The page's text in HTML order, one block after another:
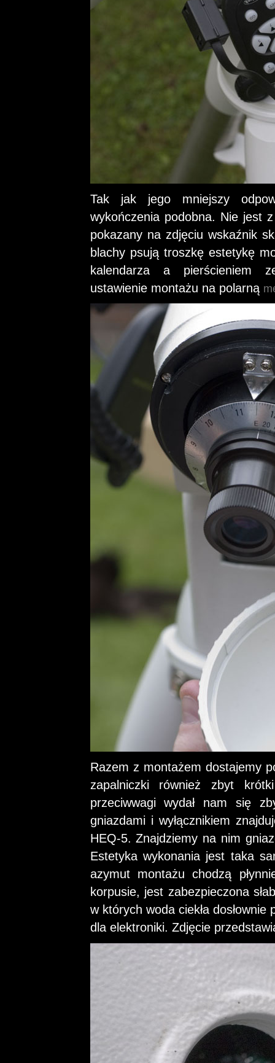
Tak jak jego mniejszy
wykończenia podobna. Nie jest
pokazany na zdjęciu wskaźnik
blachy psują troszkę estetykę
kalendarza a pierścieniem
ustawienie montażu na polarną
Razem z montażem dostajemy
zapalniczki również zbyt
przeciwwagi wydał nam się
gniazdami i wyłącznikiem
HEQ-5. Znajdziemy na nim
Estetyka wykonania jest taka
azymut montażu chodzą
korpusie, jest zabezpieczona
w których woda ciekła
dla elektroniki. Zdjęcie